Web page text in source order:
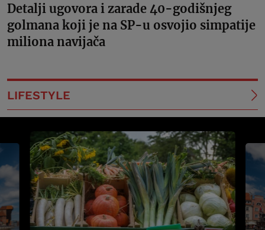
Detalji ugovora i zarade 40-godišnjeg
golmana koji je na SP-u osvojio simpatije
miliona navijača
LIFESTYLE